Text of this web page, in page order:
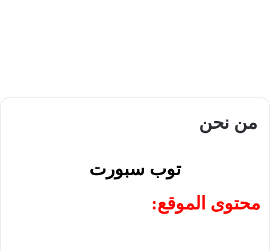
من نحن
توب سبورت
محتوى الموقع: